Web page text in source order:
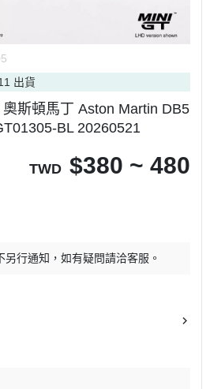
出貨
斯頓馬丁 Aston Martin DB5
BL 20260521
TWD $380 ~ 480
行通知，如有疑問請洽客服。